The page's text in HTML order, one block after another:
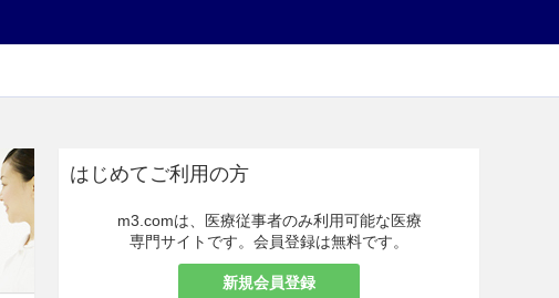
はじめてご利用の方
m3.comは、医療従事者のみ利用可能な医療
専門サイトです。会員登録は無料です。
新規会員登録